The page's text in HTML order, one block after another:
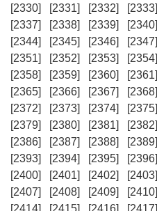
[2330]
[2331] [2332] [2333]
[2337]
[2338] [2339] [2340]
[2344]
[2345] [2346] [2347]
[2351]
[2352] [2353] [2354]
[2358]
[2359] [2360] [2361]
[2365]
[2366] [2367] [2368]
[2372]
[2373] [2374] [2375]
[2379]
[2380] [2381] [2382]
[2386]
[2387] [2388] [2389]
[2393]
[2394] [2395] [2396]
[2400]
[2401] [2402] [2403]
[2407]
[2408] [2409] [2410]
[2414]
[2415] [2416] [2417]